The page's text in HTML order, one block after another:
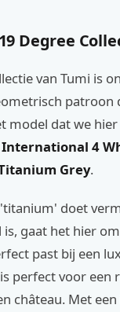
Degree
van Tumi is
patroon
model dat we
4
Grey.
doet
gaat het hier
past bij een
perfect voor een
château. Met